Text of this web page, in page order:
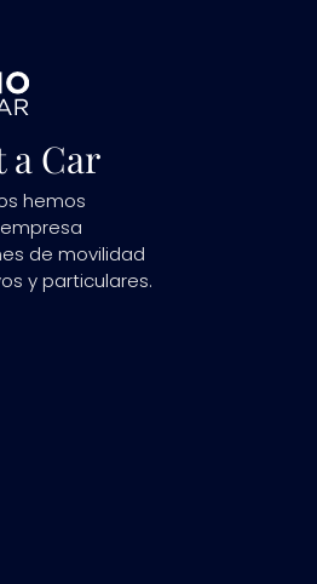
a Car
hemos
de movilidad
y particulares.